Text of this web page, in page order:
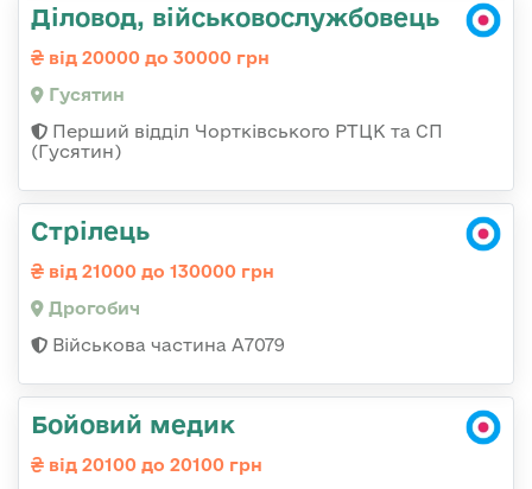
Діловод, військовослужбовець
від 20000 до 30000 грн
Гусятин
Перший відділ Чортківського РТЦК та СП
(Гусятин)
Стрілець
від 21000 до 130000 грн
Дрогобич
Військова частина А7079
Бойовий медик
від 20100 до 20100 грн